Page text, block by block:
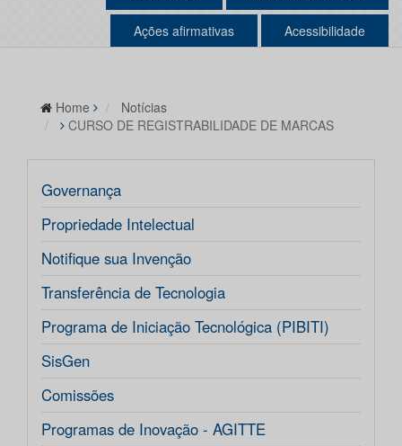
Ações afirmativas Acessibilidade
Home
Notícias
CURSO DE REGISTRABILIDADE DE MARCAS
Governança
Propriedade Intelectual
Notifique sua Invenção
Transferência de Tecnologia
Programa de Iniciação Tecnológica (PIBITI)
SisGen
Comissões
Programas de Inovação - AGITTE